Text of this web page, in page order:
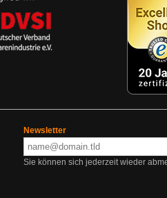
Newsletter
Sie können sich jederzeit wieder